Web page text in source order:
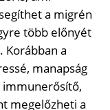
a migrén
több előnyét
Korábban a
manapság
megelőzheti a